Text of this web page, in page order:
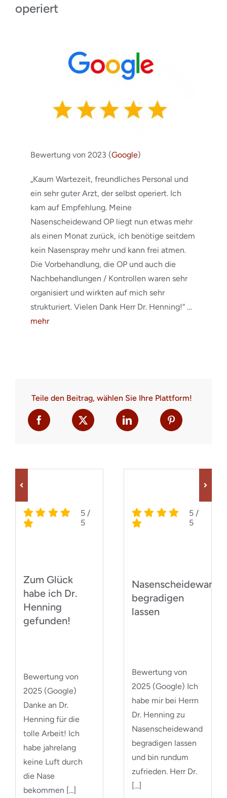
operiert
Bewertung von 2023 (Google)
„Kaum Wartezeit, freundliches Personal und
ein sehr guter Arzt, der selbst operiert. Ich
kam auf Empfehlung. Meine
Nasenscheidewand OP liegt nun etwas mehr
als einen Monat zurück, ich benötige seitdem
kein Nasenspray mehr und kann frei atmen.
Die Vorbehandlung, die OP und auch die
Nachbehandlungen / Kontrollen waren sehr
organisiert und wirkten auf mich sehr
strukturiert. Vielen Dank Herr Dr. Henning!“ …
mehr
Teile den Beitrag, wählen Sie Ihre Plattform!
5 /
5
Zum Glück
habe ich Dr.
Henning
gefunden!
Bewertung von
2025 (Google)
Danke an Dr.
Henning für die
tolle Arbeit! Ich
habe jahrelang
keine Luft durch
die Nase
bekommen [...]
5 /
5
Nasenscheidewand
begradigen
lassen
Bewertung von
2025 (Google) Ich
habe mir bei Herrn
Dr. Henning zu
Nasenscheidewand
begradigen lassen
und bin rundum
zufrieden. Herr Dr.
[...]